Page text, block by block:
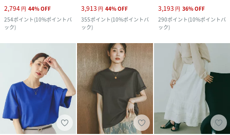
2,794 円 44%OFF
254ポイント(10%ポイントバ
ック)
3,913 円 44%OFF
355ポイント(10%ポイントバ
ック)
3,193 円 36%OFF
290ポイント(10%ポイントバ
ック)